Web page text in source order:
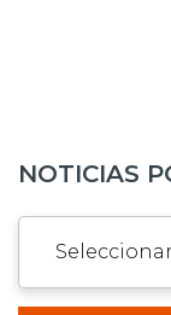
NOTICIAS